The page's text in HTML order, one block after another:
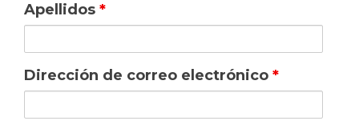
Apellidos *
Dirección de correo electrónico *